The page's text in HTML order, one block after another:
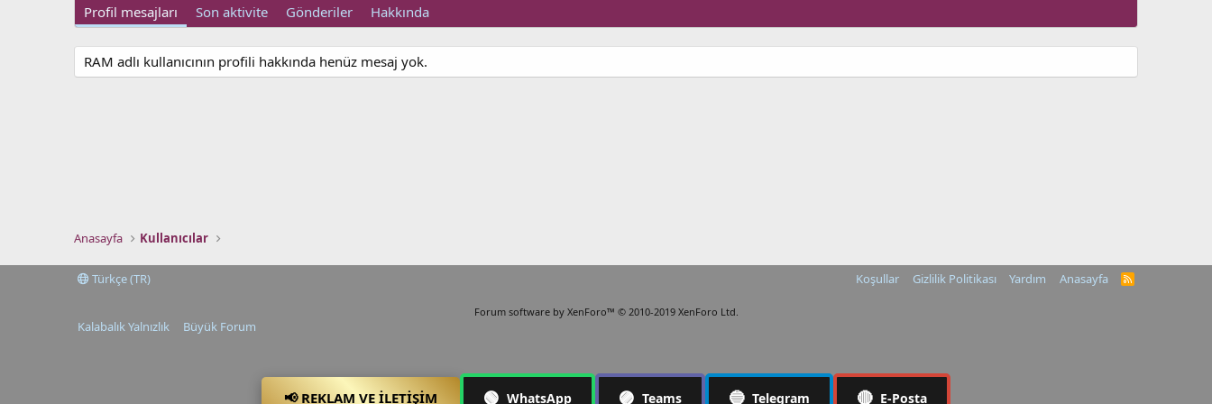
Profil mesajları Son aktivite Gönderiler Hakkında
RAM adlı kullanıcının profili hakkında henüz mesaj yok.
Anasayfa Kullanıcılar
Türkçe (TR) Koşullar Gizlilik Politikası Yardım Anasayfa
R
Forum software by XenForo™ © 2010-2019 XenForo Ltd.
Kalabalık Yalnızlık Büyük Forum
📢 REKLAM VE İLETIŞIM 🟢 WhatsApp 🟣 Teams 🔵 Telegram 🔴 E-Posta